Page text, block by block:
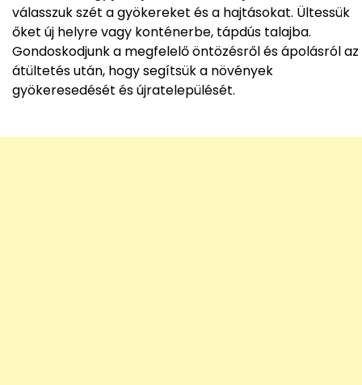
válasszuk szét a gyökereket és a hajtásokat. Ültessük
őket új helyre vagy konténerbe, tápdús talajba.
Gondoskodjunk a megfelelő öntözésről és ápolásról az
átültetés után, hogy segítsük a növények
gyökeresedését és újratelepülését.